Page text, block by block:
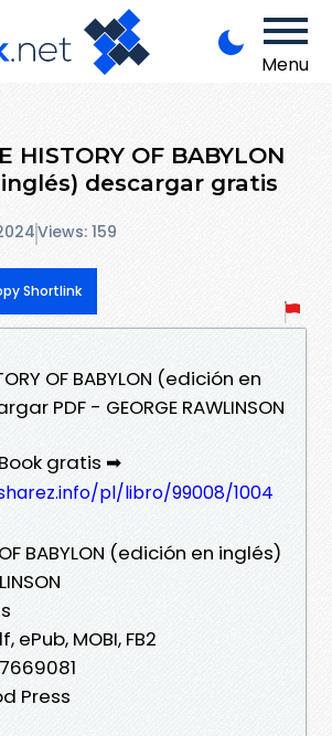
Menu
HISTORY OF BABYLON
descargar gratis
Views: 159
Shortlink
OF BABYLON (edición en
PDF - GEORGE RAWLINSON
gratis ➡
pl/libro/99008/1004
OF BABYLON (edición en inglés)
ePub, MOBI, FB2
Press